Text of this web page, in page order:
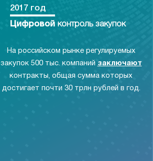
2017 год
Цифровой контроль закупок
На российском рынке регулируемых
закупок 500 тыс. компаний заключают
контракты, общая сумма которых
достигает почти 30 трлн рублей в год.